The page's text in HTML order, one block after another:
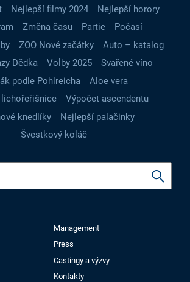
Nejlepší filmy 2024
Nejlepší horory
Změna času Partie
Počasí
ZOO Nové začátky
Auto – katalog
Dědka
Volby 2025
Svařené víno
podle Pohlreicha
Aloe vera
Výpočet ascendentu
knedlíky
Nejlepší palačinky
Švestkový koláč
Management
Press
Castingy a výzvy
Kontakty